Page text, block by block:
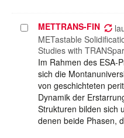
Projekt
auswählen
METTRANS-FIN
METastable
Studies with
Im Rahmen des ESA-
sich die
von geschichteten
Dynamik der
Strukturen bilden sich
denen beide Phasen,